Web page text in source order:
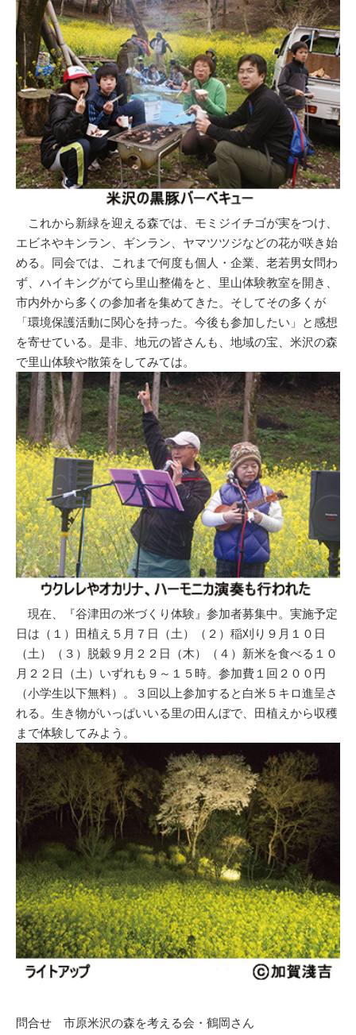
これから新緑を迎える森では、モミジイチゴが実をつけ、
エビネやキンラン、ギンラン、ヤマツツジなどの花が咲き始
める。同会では、これまで何度も個人・企業、老若男女問わ
ず、ハイキングがてら里山整備をと、里山体験教室を開き、
市内外から多くの参加者を集めてきた。そしてその多くが
「環境保護活動に関心を持った。今後も参加したい」と感想
を寄せている。是非、地元の皆さんも、地域の宝、米沢の森
で里山体験や散策をしてみては。
現在、『谷津田の米づくり体験』参加者募集中。実施予定
日は（１）田植え５月７日（土）（２）稲刈り９月１０日
（土）（３）脱穀９月２２日（木）（４）新米を食べる１０
月２２日（土）いずれも９～１５時。参加費１回２００円
（小学生以下無料）。３回以上参加すると白米５キロ進呈さ
れる。生き物がいっぱいいる里の田んぼで、田植えから収穫
まで体験してみよう。
問合せ 市原米沢の森を考える会・鶴岡さん